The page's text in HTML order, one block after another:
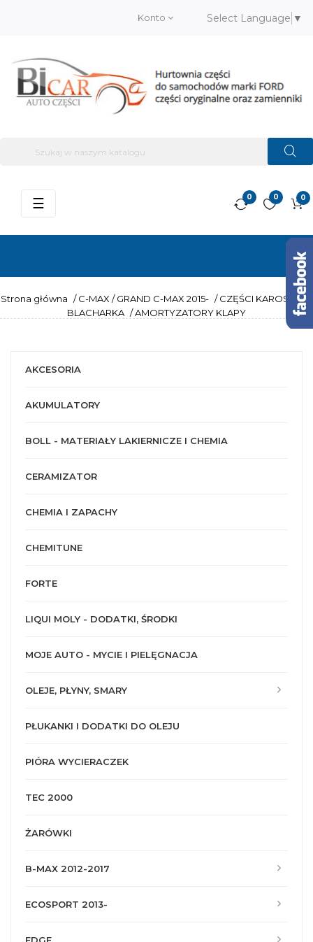
Konto Select Language ▼
0
0
0
Przełącz
☰
Strona główna / C-MAX / GRAND C-MAX 2015- / CZĘŚCI KAROSERII –
BLACHARKA /AMORTYZATORY KLAPY
AKCESORIA
AKUMULATORY
BOLL - MATERIAŁY LAKIERNICZE I CHEMIA
CERAMIZATOR
CHEMIA I ZAPACHY
CHEMITUNE
FORTE
LIQUI MOLY - DODATKI, ŚRODKI
MOJE AUTO - MYCIE I PIELĘGNACJA
OLEJE, PŁYNY, SMARY
PŁUKANKI I DODATKI DO OLEJU
PIÓRA WYCIERACZEK
TEC 2000
ŻARÓWKI
B-MAX 2012-2017
ECOSPORT 2013-